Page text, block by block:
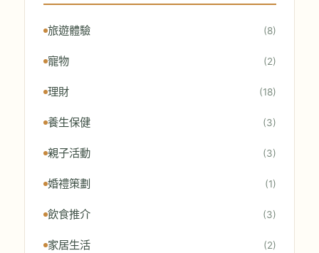
旅遊體驗 (8)
寵物 (2)
理財 (18)
養生保健 (3)
親子活動 (3)
婚禮策劃 (1)
飲食推介 (3)
家居生活 (2)